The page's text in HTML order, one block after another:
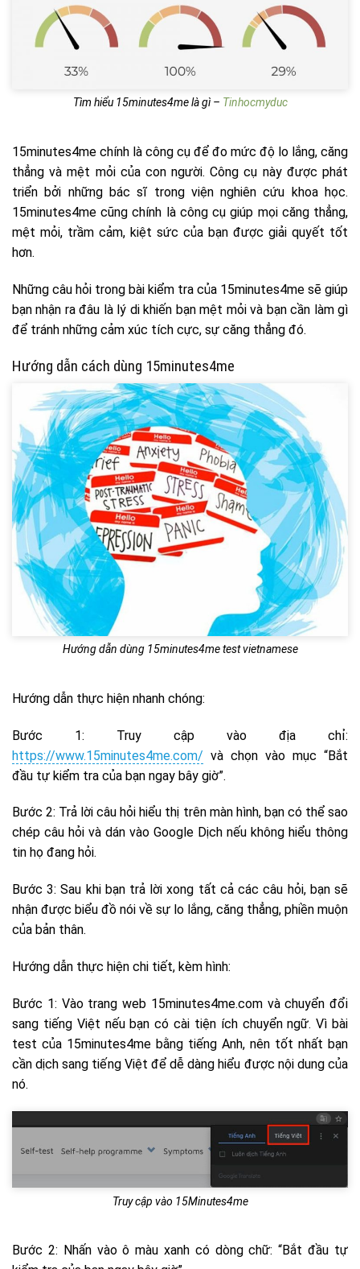
Tìm hiểu 15minutes4me là gì – Tinhocmyduc
15minutes4me chính là công cụ để đo mức độ lo lắng, căng
thẳng và mệt mỏi của con người. Công cụ này được phát
triển bởi những bác sĩ trong viện nghiên cứu khoa học.
15minutes4me cũng chính là công cụ giúp mọi căng thẳng,
mệt mỏi, trầm cảm, kiệt sức của bạn được giải quyết tốt
hơn.
Những câu hỏi trong bài kiểm tra của 15minutes4me sẽ giúp
bạn nhận ra đâu là lý di khiến bạn mệt mỏi và bạn cần làm gì
để tránh những cảm xúc tích cực, sự căng thẳng đó.
Hướng dẫn cách dùng 15minutes4me
Hướng dẫn dùng 15minutes4me test vietnamese
Hướng dẫn thực hiện nhanh chóng:
Bước 1: Truy cập vào địa chỉ:
https://www.15minutes4me.com/ và chọn vào mục “Bắt
đầu tự kiểm tra của bạn ngay bây giờ”.
Bước 2: Trả lời câu hỏi hiểu thị trên màn hình, bạn có thể sao
chép câu hỏi và dán vào Google Dịch nếu không hiểu thông
tin họ đang hỏi.
Bước 3: Sau khi bạn trả lời xong tất cả các câu hỏi, bạn sẽ
nhận được biểu đồ nói về sự lo lắng, căng thẳng, phiền muộn
của bản thân.
Hướng dẫn thực hiện chi tiết, kèm hình:
Bước 1: Vào trang web 15minutes4me.com và chuyển đổi
sang tiếng Việt nếu bạn có cài tiện ích chuyển ngữ. Vì bài
test của 15minutes4me bằng tiếng Anh, nên tốt nhất bạn
cần dịch sang tiếng Việt để dễ dàng hiểu được nội dung của
nó.
Truy cập vào 15Minutes4me
Bước 2: Nhấn vào ô màu xanh có dòng chữ: “Bắt đầu tự